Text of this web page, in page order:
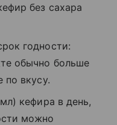
без сахара
годности:
обычно больше
по вкусу.
кефира в день,
можно